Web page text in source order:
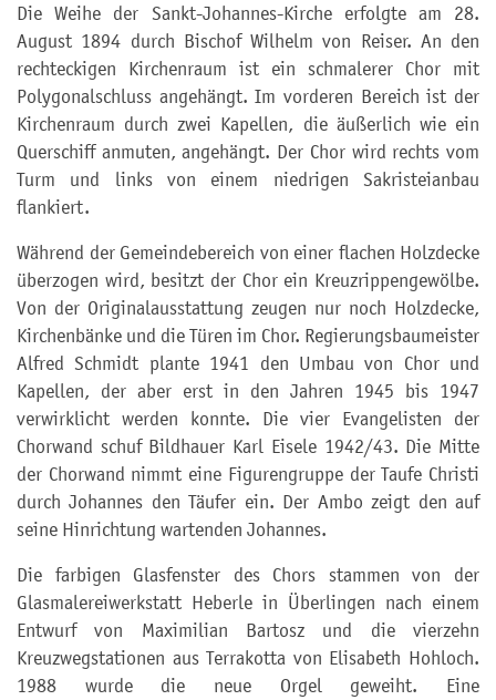
Die Weihe der Sankt-Johannes-Kirche erfolgte am 28.
August 1894 durch Bischof Wilhelm von Reiser. An den
rechteckigen Kirchenraum ist ein schmalerer Chor mit
Polygonalschluss angehängt. Im vorderen Bereich ist der
Kirchenraum durch zwei Kapellen, die äußerlich wie ein
Querschiff anmuten, angehängt. Der Chor wird rechts vom
Turm und links von einem niedrigen Sakristeianbau
flankiert.
Während der Gemeindebereich von einer flachen Holzdecke
überzogen wird, besitzt der Chor ein Kreuzrippengewölbe.
Von der Originalausstattung zeugen nur noch Holzdecke,
Kirchenbänke und die Türen im Chor. Regierungsbaumeister
Alfred Schmidt plante 1941 den Umbau von Chor und
Kapellen, der aber erst in den Jahren 1945 bis 1947
verwirklicht werden konnte. Die vier Evangelisten der
Chorwand schuf Bildhauer Karl Eisele 1942/43. Die Mitte
der Chorwand nimmt eine Figurengruppe der Taufe Christi
durch Johannes den Täufer ein. Der Ambo zeigt den auf
seine Hinrichtung wartenden Johannes.
Die farbigen Glasfenster des Chors stammen von der
Glasmalereiwerkstatt Heberle in Überlingen nach einem
Entwurf von Maximilian Bartosz und die vierzehn
Kreuzwegstationen aus Terrakotta von Elisabeth Hohloch.
1988 wurde die neue Orgel geweiht. Eine